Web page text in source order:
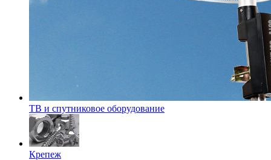
ТВ и спутниковое оборудование
Крепеж